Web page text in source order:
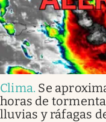
Clima. Se
horas de
lluvias y ráfagas